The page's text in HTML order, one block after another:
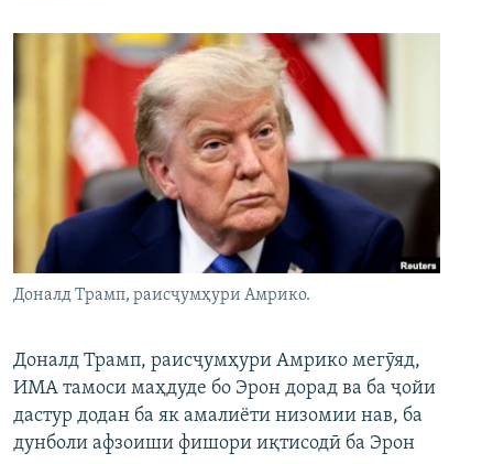
Доналд Трамп, раисҷумҳури Амрико.
Доналд Трамп, раисҷумҳури Амрико мегӯяд,
ИМА тамоси маҳдуде бо Эрон дорад ва ба ҷойи
дастур додан ба як амалиёти низомии нав, ба
дунболи афзоиши фишори иқтисодӣ ба Эрон